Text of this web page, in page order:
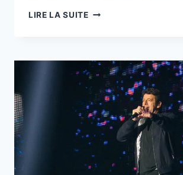
LIRE LA SUITECALOGERO
ANGOULÊME
EN
MARS
2014